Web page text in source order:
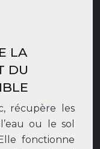
LA
DU
récupère les
ou le sol
fonctionne